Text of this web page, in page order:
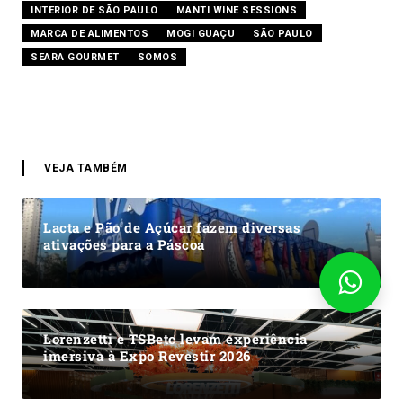
INTERIOR DE SÃO PAULO
MANTI WINE SESSIONS
MARCA DE ALIMENTOS
MOGI GUAÇU
SÃO PAULO
SEARA GOURMET
SOMOS
VEJA TAMBÉM
Lacta e Pão de Açúcar fazem diversas
ativações para a Páscoa
Lorenzetti e TSBetc levam experiência
imersiva à Expo Revestir 2026